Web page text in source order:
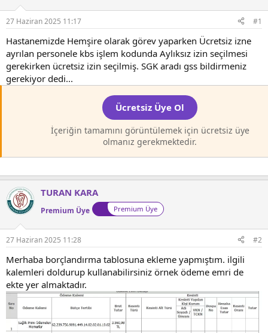
a
t
a
n
a
r
i
h
i
27 Haziran 2025 11:17 #1
Hastanemizde Hemşire olarak görev yaparken Ücretsiz izne
ayrılan personele kbs işlem kodunda Aylıksız izin seçilmesi
gerekirken ücretsiz izin seçilmiş. SGK aradı gss bildirmeniz
gerekiyor dedi...
Ücretsiz Üye Ol
İçeriğin tamamını görüntülemek için ücretsiz üye
olmanız gerekmektedir.
TURAN KARA
Premium Üye Premium Üye
27 Haziran 2025 11:28 #2
Merhaba borçlandırma tablosuna ekleme yapmıştım. ilgili
kalemleri doldurup kullanabilirsiniz örnek ödeme emri de
ekte yer almaktadır.